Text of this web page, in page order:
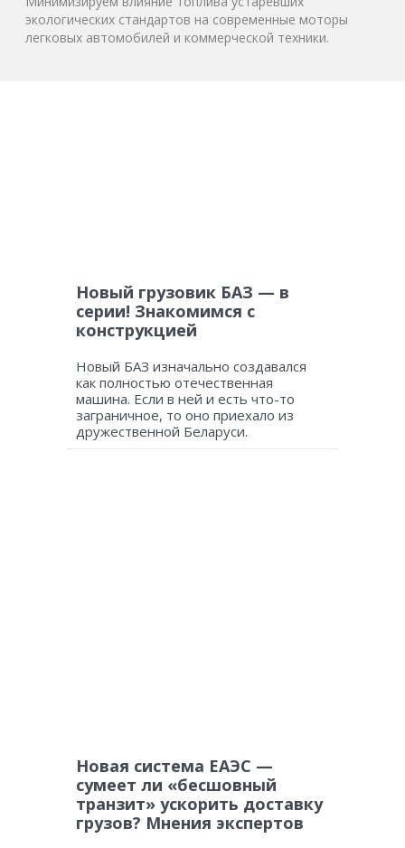
экологических стандартов на современные моторы
легковых автомобилей и коммерческой техники.
Новый грузовик БАЗ — в
серии! Знакомимся с
конструкцией
Новый БАЗ изначально создавался
как полностью отечественная
машина. Если в ней и есть что-то
заграничное, то оно приехало из
дружественной Беларуси.
Новая система ЕАЭС —
сумеет ли «бесшовный
транзит» ускорить доставку
грузов? Мнения экспертов